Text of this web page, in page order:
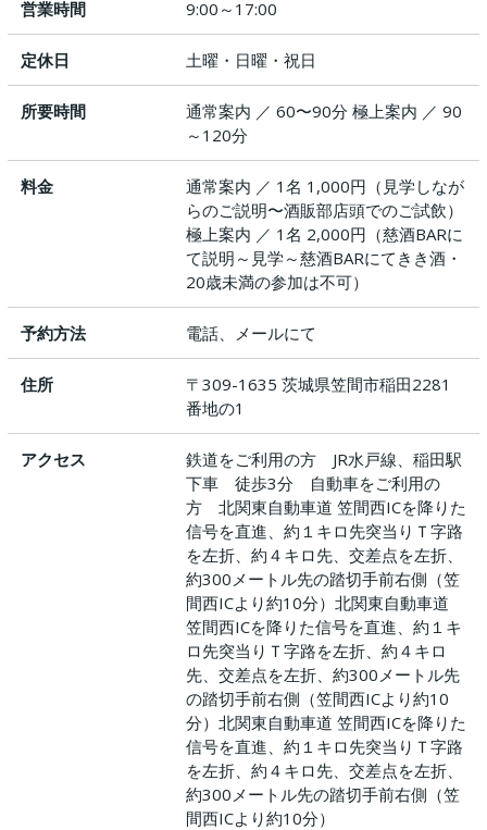
営業時間 9:00～17:00
定休日 土曜・日曜・祝日
所要時間
通常案内 ／ 60〜90分 極上案内 ／ 90
～120分
料金
通常案内 ／ 1名 1,000円（見学しなが
らのご説明〜酒販部店頭でのご試飲）
極上案内 ／ 1名 2,000円（慈酒BARに
て説明～見学～慈酒BARにてきき酒・
20歳未満の参加は不可）
予約方法 電話、メールにて
住所
〒309-1635 茨城県笠間市稲田2281
番地の1
アクセス
鉄道をご利用の方 JR水戸線、稲田駅
下車 徒歩3分 自動車をご利用の
方 北関東自動車道 笠間西ICを降りた
信号を直進、約１キロ先突当りＴ字路
を左折、約４キロ先、交差点を左折、
約300メートル先の踏切手前右側（笠
間西ICより約10分）北関東自動車道
笠間西ICを降りた信号を直進、約１キ
ロ先突当りＴ字路を左折、約４キロ
先、交差点を左折、約300メートル先
の踏切手前右側（笠間西ICより約10
分）北関東自動車道 笠間西ICを降りた
信号を直進、約１キロ先突当りＴ字路
を左折、約４キロ先、交差点を左折、
約300メートル先の踏切手前右側（笠
間西ICより約10分）